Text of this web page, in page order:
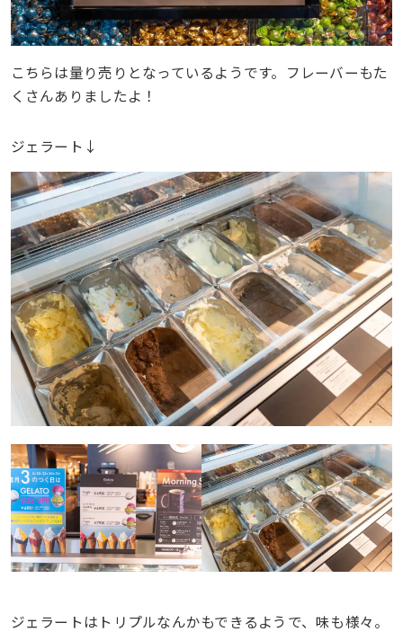
こちらは量り売りとなっているようです。フレーバーもた
くさんありましたよ！
ジェラート↓
ジェラートはトリプルなんかもできるようで、味も様々。